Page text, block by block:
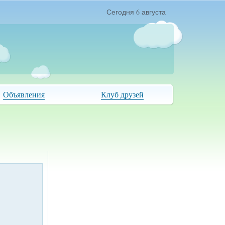
Сегодня 6 августа
Объявления Клуб друзей